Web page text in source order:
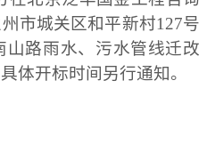
市城关区和平新村127号
山路雨水、污水管线迁改
体开标时间另行通知。